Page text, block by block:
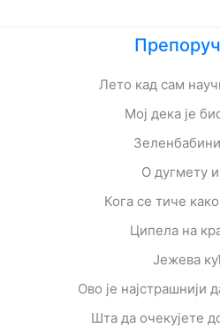
Лето кад сам
Мој дека је
О дугмету
Кога се тиче
Ципела на
Јежева
Ово је најстрашнији
Шта да очекујете